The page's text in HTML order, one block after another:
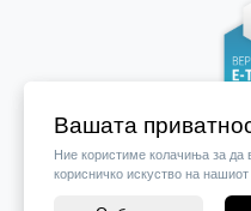
Вашата
Ние користиме колачиња за да
корисничко искуство на нашиот